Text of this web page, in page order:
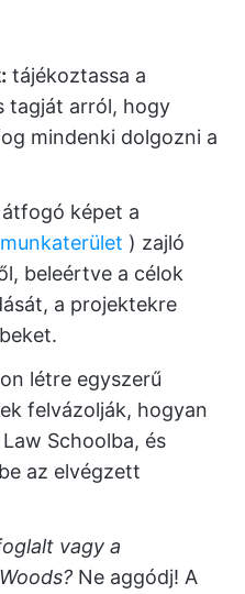
tájékoztassa a
tagját arról, hogy
mindenki dolgozni a
képet a
munkaterület ) zajló
beleértve a célok
a projektekre
létre egyszerű
felvázolják, hogyan
Schoolba, és
az elvégzett
vagy a
Ne aggódj! A